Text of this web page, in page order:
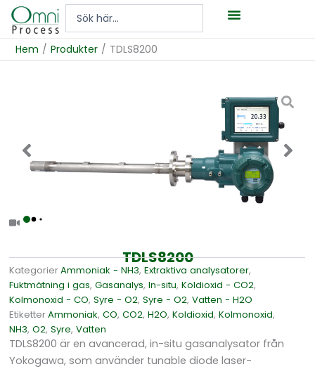
Hoppa
Search
Hem / Produkter / TDLS8200
TDLS8200
KategorierAmmoniak - NH3,Extraktiva analysatorer,
Fuktmätning i gas,Gasanalys,In-situ,Koldioxid - CO2,
Kolmonoxid - CO,Syre - O2,Syre - O2,Vatten - H2O
EtiketterAmmoniak,CO,CO2,H2O,Koldioxid,Kolmonoxid,
NH3,O2,Syre,Vatten
TDLS8200 är en avancerad, in-situ gasanalysator från
Yokogawa, som använder tunable diode laser-